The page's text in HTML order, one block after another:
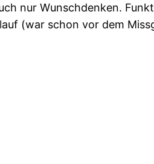
nur Wunschdenken.
(war schon vor dem